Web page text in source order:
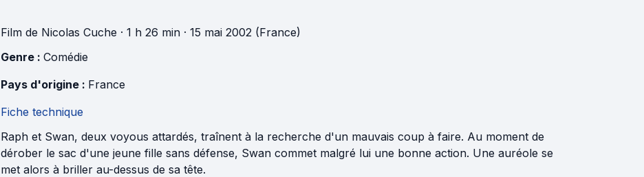
Film de Nicolas Cuche · 1 h 26 min · 15 mai 2002 (France)
Genre : Comédie
Pays d'origine : France
Fiche technique
Raph et Swan, deux voyous attardés, traînent à la recherche d'un mauvais coup à faire. Au moment de
dérober le sac d'une jeune fille sans défense, Swan commet malgré lui une bonne action. Une auréole se
met alors à briller au-dessus de sa tête.